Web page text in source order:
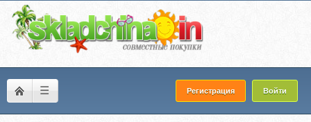
☰ Регистрация Войти